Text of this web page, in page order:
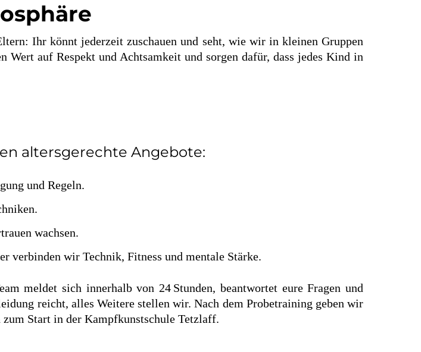
Ihr könnt jederzeit zuschauen und seht, wie wir in kleinen Gruppen
auf Respekt und Achtsamkeit und sorgen dafür, dass jedes Kind in
altersgerechte Angebote:
und Regeln.
wachsen.
verbinden wir Technik, Fitness und mentale Stärke.
meldet sich innerhalb von 24 Stunden, beantwortet eure Fragen und
reicht, alles Weitere stellen wir. Nach dem Probetraining geben wir
Start in der Kampfkunstschule Tetzlaff.